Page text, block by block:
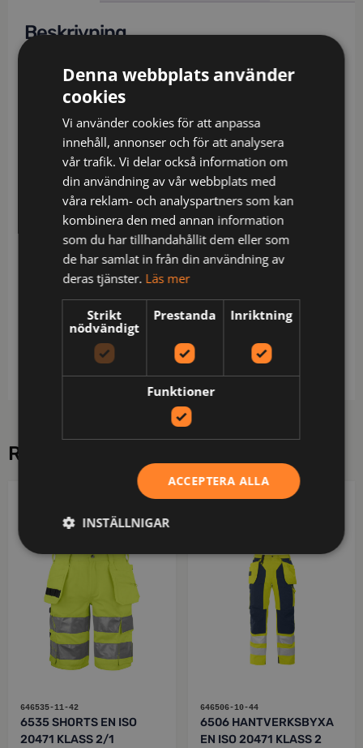
Beskrivning
Shorts i varsel, certifierade klass 1 i storlekar C42-
46. Certifierade i klass 2 från C48. Lättskött
polyester/bomull som håller färg och form.
Bakfickor med lock och kardborrestängning.
Benficka med extra fack och lock med
kardborrestängning. Tumstocksficka med
knivhållare.
Certifierad i varselklass 2 enligt EN ISO 20471 – från
Certifierad i varselklass 1 enligt EN ISO 20471 – i
C42-46.
Material: 80% polyester / 20% bomull
Skötsel: Normal maskintvätt vid 40 grader,Blekning
är inte tillåtet,Torktumla ej,Strykning. Högsta tillåtna
temperatur 150 grader,Ej kemtvätt
RELATERADE PRODUKTER
646535-11-42
6535 SHORTS EN ISO
20471 KLASS 2/1
646506-10-44
6506 HANTVERKSBYXA
EN ISO 20471 KLASS 2
Denna webbplats använder
cookies
Vi använder cookies för att anpassa
innehåll, annonser och för att analysera
vår trafik. Vi delar också information om
din användning av vår webbplats med
våra reklam- och analyspartners som kan
kombinera den med annan information
som du har tillhandahållit dem eller som
de har samlat in från din användning av
deras tjänster. Läs mer
Strikt
nödvändigt
Prestanda Inriktning
Funktioner
ACCEPTERA ALLA
INSTÄLLNIGAR